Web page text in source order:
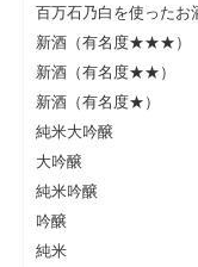
百万石乃白を使ったお
新酒（有名度★★★）
新酒（有名度★★）
新酒（有名度★）
純米大吟醸
大吟醸
純米吟醸
吟醸
純米